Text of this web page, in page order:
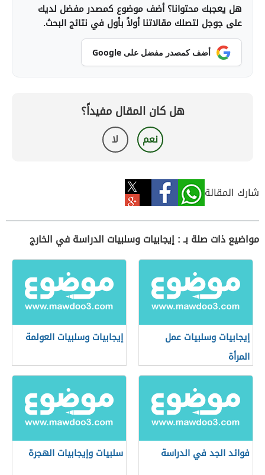
هل يعجبك محتوانا؟ أضف موضوع كمصدر مفضل لديك
على جوجل لتصلك مقالاتنا أولاً بأول في نتائج البحث.
أضف كمصدر مفضل على Google
هل كان المقال مفيداً؟
نعم لا
شارك المقالة
مواضيع ذات صلة بـ : إيجابيات وسلبيات الدراسة في الخارج
إيجابيات وسلبيات عمل
المرأة
إيجابيات وسلبيات العولمة
فوائد الجد في الدراسة سلبيات وإيجابيات الهجرة